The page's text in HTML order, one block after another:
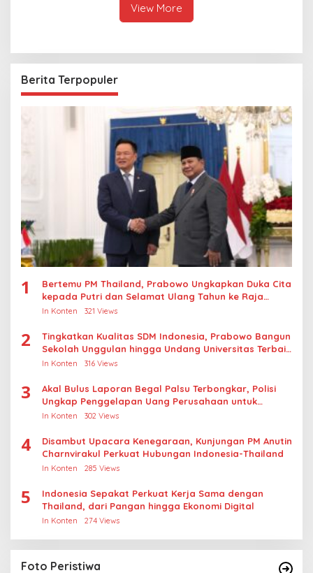
View More
Berita Terpopuler
1
Bertemu PM Thailand, Prabowo Ungkapkan Duka Cita
kepada Putri dan Selamat Ulang Tahun ke Raja
Thailand
In Konten 321 Views
2
Tingkatkan Kualitas SDM Indonesia, Prabowo Bangun
Sekolah Unggulan hingga Undang Universitas Terbaik
Dunia
In Konten 316 Views
3
Akal Bulus Laporan Begal Palsu Terbongkar, Polisi
Ungkap Penggelapan Uang Perusahaan untuk
Crypto
In Konten 302 Views
4
Disambut Upacara Kenegaraan, Kunjungan PM Anutin
Charnvirakul Perkuat Hubungan Indonesia-Thailand
In Konten 285 Views
5
Indonesia Sepakat Perkuat Kerja Sama dengan
Thailand, dari Pangan hingga Ekonomi Digital
In Konten 274 Views
Foto Peristiwa